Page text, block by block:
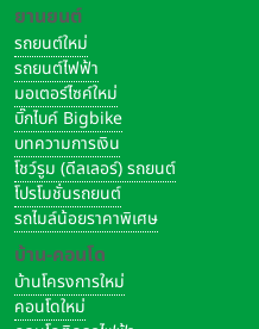
ยานยนต์
รถยนต์ใหม่
รถยนต์ไฟฟ้า
มอเตอร์ไซค์ใหม่
บิ๊กไบค์ Bigbike
บทความการเงิน
โชว์รูม (ดีลเลอร์) รถยนต์
โปรโมชั่นรถยนต์
รถไมล์น้อยราคาพิเศษ
บ้าน-คอนโด
บ้านโครงการใหม่
คอนโดใหม่